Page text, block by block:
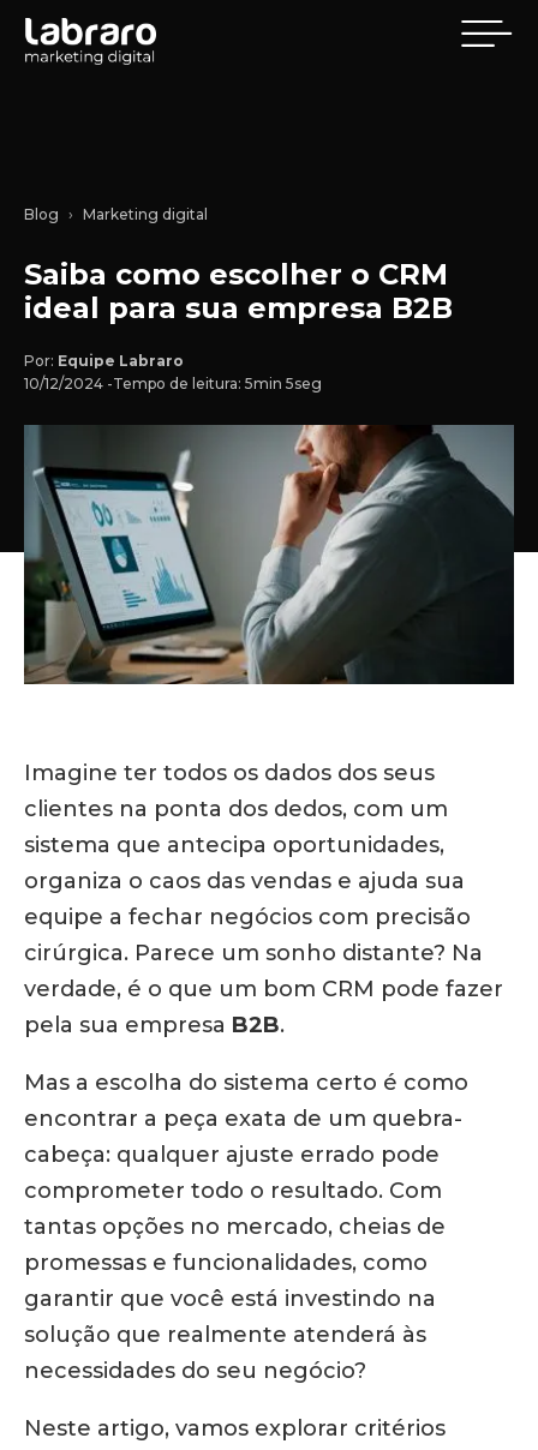
Blog Marketing digital
Saiba como escolher o CRM
ideal para sua empresa B2B
Por: Equipe Labraro
10/12/2024 -Tempo de leitura: 5min 5seg
Imagine ter todos os dados dos seus
clientes na ponta dos dedos, com um
sistema que antecipa oportunidades,
organiza o caos das vendas e ajuda sua
equipe a fechar negócios com precisão
cirúrgica. Parece um sonho distante? Na
verdade, é o que um bom CRM pode fazer
pela sua empresa B2B.
Mas a escolha do sistema certo é como
encontrar a peça exata de um quebra-
cabeça: qualquer ajuste errado pode
comprometer todo o resultado. Com
tantas opções no mercado, cheias de
promessas e funcionalidades, como
garantir que você está investindo na
solução que realmente atenderá às
necessidades do seu negócio?
Neste artigo, vamos explorar critérios